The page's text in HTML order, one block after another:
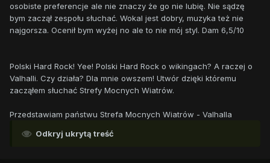
osobiste preferencje ale nie znaczy że go nie lubię. Nie sądzę
bym zaczął zespołu słuchać. Wokal jest dobry, muzyka też nie
najgorsza. Ocenił bym wyżej no ale to nie mój styl. Dam 6,5/10
Polski Hard Rock! Yee! Polski Hard Rock o wikingach? A raczej o
Valhalli. Czy działa? Dla mnie owszem! Utwór dzięki któremu
zacząłem słuchać Strefy Mocnych Wiatrów.
Przedstawiam państwu Strefa Mocnych Wiatrów - Valhalla
Odkryj ukrytą treść